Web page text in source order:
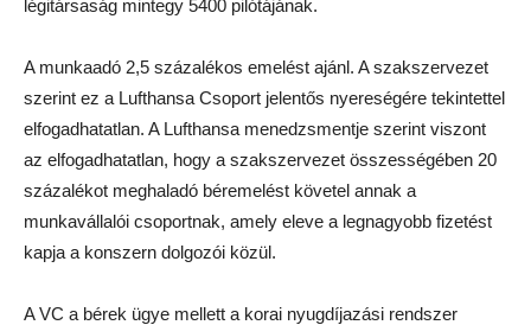
légitársaság mintegy 5400 pilótájának.
A munkaadó 2,5 százalékos emelést ajánl. A szakszervezet
szerint ez a Lufthansa Csoport jelentős nyereségére tekintettel
elfogadhatatlan. A Lufthansa menedzsmentje szerint viszont
az elfogadhatatlan, hogy a szakszervezet összességében 20
százalékot meghaladó béremelést követel annak a
munkavállalói csoportnak, amely eleve a legnagyobb fizetést
kapja a konszern dolgozói közül.
A VC a bérek ügye mellett a korai nyugdíjazási rendszer